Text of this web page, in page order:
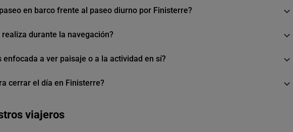
en barco frente al paseo diurno por Finisterre?
durante la navegación?
a ver paisaje o a la actividad en sí?
cerrar el día en Finisterre?
viajeros